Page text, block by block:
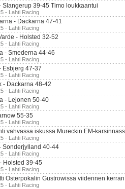
Slangerup 39-45 Timo loukkaantui
- Lahti Racing
- Dackarna 47-41
- Lahti Racing
- Holsted 32-52
- Lahti Racing
- Smederna 44-46
- Lahti Racing
Esbjerg 47-37
- Lahti Racing
- Dackarna 48-42
- Lahti Racing
- Lejonen 50-40
- Lahti Racing
55-35
- Lahti Racing
vahvassa iskussa Mureckin EM-
- Lahti Racing
Sonderjylland 40-44
- Lahti Racing
Holsted 39-45
- Lahti Racing
Osterpokalin Gustrowissa viidennen kerran
- Lahti Racing